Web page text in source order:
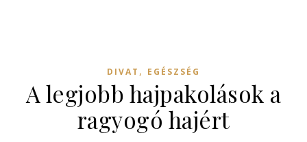
DIVAT , EGÉSZSÉG
A legjobb hajpakolások a
ragyogó hajért